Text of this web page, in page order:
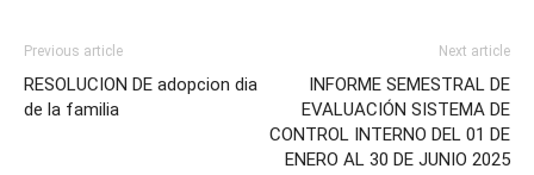
Previous article
RESOLUCION DE adopcion dia
de la familia
Next article
INFORME SEMESTRAL DE
EVALUACIÓN SISTEMA DE
CONTROL INTERNO DEL 01 DE
ENERO AL 30 DE JUNIO 2025